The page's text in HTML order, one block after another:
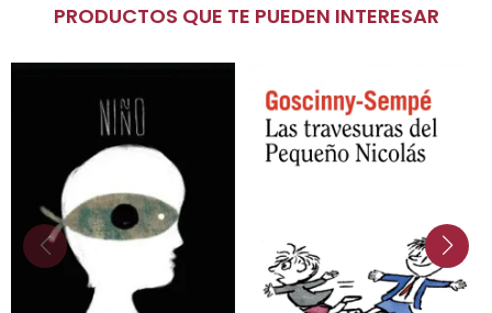
PRODUCTOS QUE TE PUEDEN INTERESAR